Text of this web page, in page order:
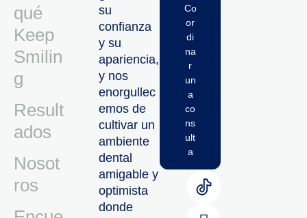
qué
Keep
Smilin
g
Result
ados
Nosot
ros
su
confianza
y su
apariencia,
y nos
enorgullec
emos de
cultivar un
ambiente
dental
amigable y
optimista
donde
Co
or
di
na
r
un
a
co
ns
ult
a